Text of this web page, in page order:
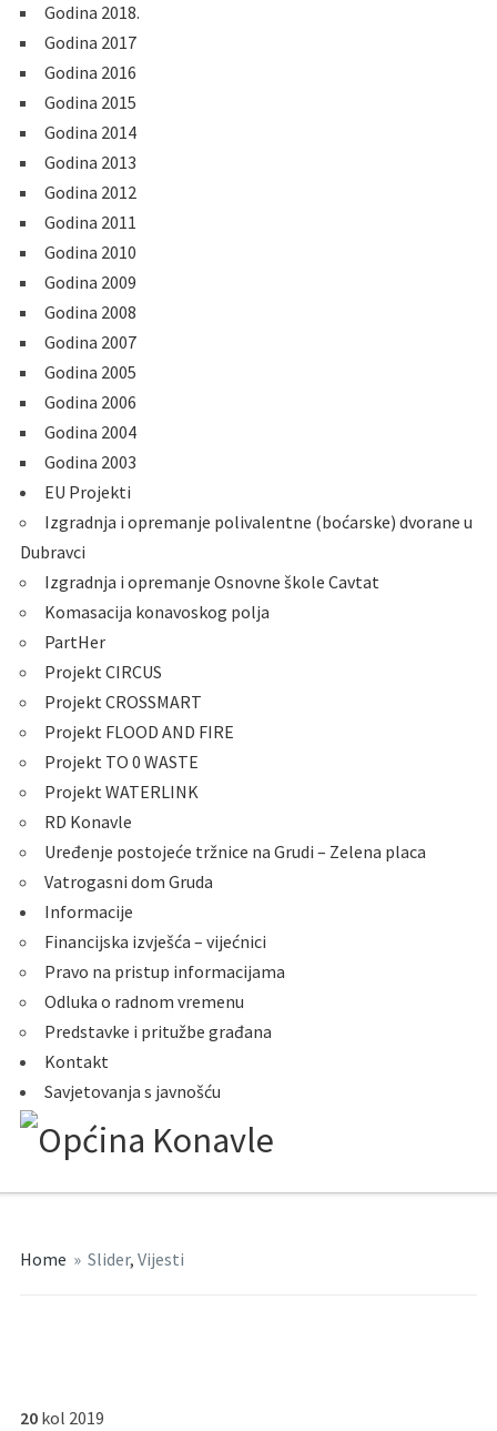
Godina 2018.
Godina 2017
Godina 2016
Godina 2015
Godina 2014
Godina 2013
Godina 2012
Godina 2011
Godina 2010
Godina 2009
Godina 2008
Godina 2007
Godina 2005
Godina 2006
Godina 2004
Godina 2003
EU Projekti
Izgradnja i opremanje polivalentne (boćarske) dvorane u
Dubravci
Izgradnja i opremanje Osnovne škole Cavtat
Komasacija konavoskog polja
PartHer
Projekt CIRCUS
Projekt CROSSMART
Projekt FLOOD AND FIRE
Projekt TO 0 WASTE
Projekt WATERLINK
RD Konavle
Uređenje postojeće tržnice na Grudi – Zelena placa
Vatrogasni dom Gruda
Informacije
Financijska izvješća – vijećnici
Pravo na pristup informacijama
Odluka o radnom vremenu
Predstavke i pritužbe građana
Kontakt
Savjetovanja s javnošću
Home » Slider, Vijesti
20 kol 2019